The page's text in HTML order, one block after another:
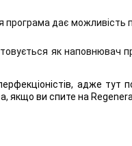
дає можливість
як наповнювач
адже тут
якщо ви спите на